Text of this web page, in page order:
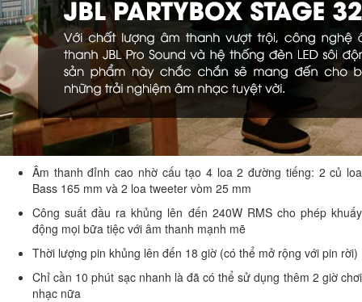
Âm thanh đỉnh cao nhờ cấu tạo 4 loa 2 đường tiếng: 2 củ loa
Bass 165 mm và 2 loa tweeter vòm 25 mm
Công suất đầu ra khủng lên đến 240W RMS cho phép khuấy
động mọi bữa tiệc với âm thanh mạnh mẽ
Thời lượng pin khủng lên đến 18 giờ (có thể mở rộng với pin rời)
Chỉ cần 10 phút sạc nhanh là đã có thể sử dụng thêm 2 giờ chơi
nhạc nữa